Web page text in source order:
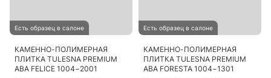
Есть образец в салоне
КАМЕННО-ПОЛИМЕРНАЯ
ПЛИТКА TULESNA PREMIUM
ABA FELICE 1004−2001
Есть образец в салоне
КАМЕННО-ПОЛИМЕРНАЯ
ПЛИТКА TULESNA PREMIUM
ABA FORESTA 1004−1301